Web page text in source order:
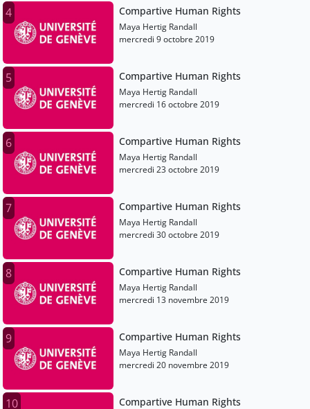
4 Compartive Human Rights
Maya Hertig Randall
mercredi 9 octobre 2019
5 Compartive Human Rights
Maya Hertig Randall
mercredi 16 octobre 2019
6 Compartive Human Rights
Maya Hertig Randall
mercredi 23 octobre 2019
7 Compartive Human Rights
Maya Hertig Randall
mercredi 30 octobre 2019
8 Compartive Human Rights
Maya Hertig Randall
mercredi 13 novembre 2019
9 Compartive Human Rights
Maya Hertig Randall
mercredi 20 novembre 2019
10 Compartive Human Rights